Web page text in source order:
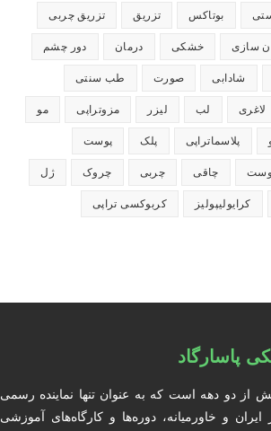
بوتاکس تزریق تزریق چربی
سازی خشکی درمان دور چشم
شادابی صورت طب سنتی
لاغری لب لیزر مزوتراپی مو
پلاسماتراپی پلک پوست
چاقی چربی چروک ژل
کرایولیپولیز کربوکسی تراپی
پاسارگاد
از دو دهه است که به عنوان تنها نماینده رسمی
ایران و خاورمیانه، دوره‌ها و کارگاه‌های آموزشی